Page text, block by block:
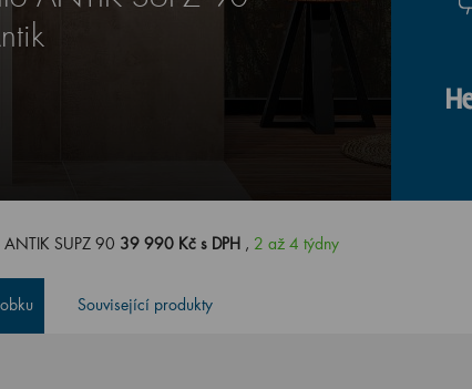
SUPZ 90 39 990 Kč s DPH , 2 až 4 týdny
Související produkty